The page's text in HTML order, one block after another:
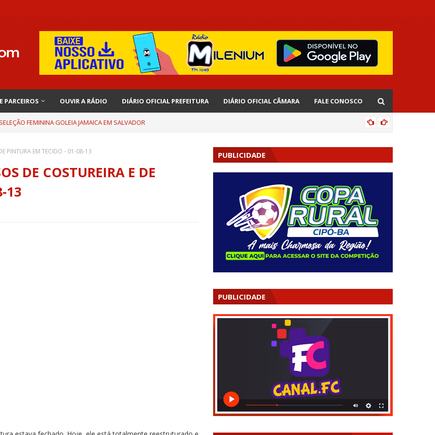
PARCEIROS OUVIR A RÁDIO DIÁRIO OFICIAL PREFEITURA DIÁRIO OFICIAL CÂMARA FALE CONOSCO
FEMININA GOLEIA JAMAICA EM SALVADOR
PINTURA EM TECIDO - 01-08-13
DE COSTUREIRA E DE
13
PUBLICIDADE
PUBLICIDADE